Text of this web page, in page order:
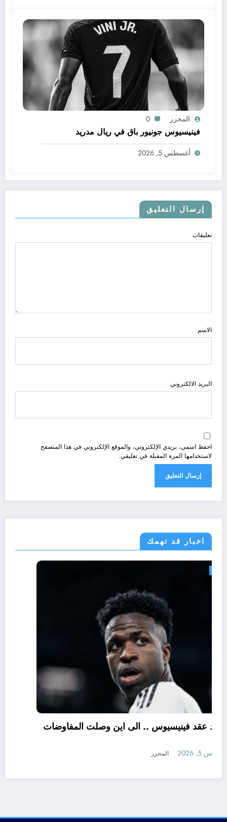
المحرر 0
فينيسيوس جونيور باق في ريال مدريد
أغسطس 5, 2026
إرسال التعليق
تعليقات
الاسم
البريد الالكتروني
احفظ اسمي، بريدي الإلكتروني، والموقع الإلكتروني في هذا المتصفح
لاستخدامها المرة المقبلة في تعليقي.
اخبار قد تهمك
تجديد عقد فينيسيوس .. الى اين وصلت المفاوضات
أغسطس 5, 2026